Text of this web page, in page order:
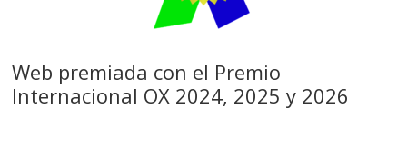
Web premiada con el Premio
Internacional OX 2024, 2025 y 2026